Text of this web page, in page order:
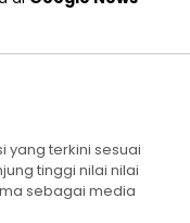
terkini sesuai
tinggi nilai nilai
sebagai media